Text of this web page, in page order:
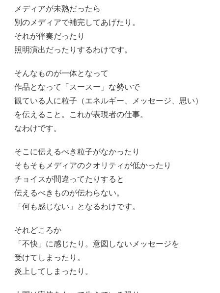
メディアが未熟だったら
別のメディアで補完してあげたり。
それが伴奏だったり
照明演出だったりするわけです。
そんなものが一体となって
作品となって「スースー」な勢いで
観ている人に粒子（エネルギー、メッセージ、思い）
を伝えること。これが表現者の仕事。
なわけです。
そこに伝えるべき粒子がなかったり
そもそもメディアのクオリティが低かったり
チョイスが間違ってたりすると
伝えるべきものが伝わらない。
「何も感じない」となるわけです。
それどころか
「不快」に感じたり。意図しないメッセージを
受けてしまったり。
炎上してしまったり。